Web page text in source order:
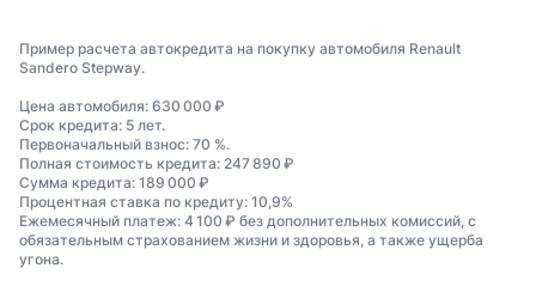
Пример расчета автокредита на покупку автомобиля Renault
Sandero Stepway.
Цена автомобиля: 630 000 ₽
Срок кредита: 5 лет.
Первоначальный взнос: 70 %.
Полная стоимость кредита: 247 890 ₽
Сумма кредита: 189 000 ₽
Процентная ставка по кредиту: 10,9%
Ежемесячный платеж: 4 100 ₽ без дополнительных комиссий, с
обязательным страхованием жизни и здоровья, а также ущерба
угона.